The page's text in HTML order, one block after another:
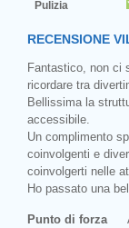
Pulizia
RECENSIONE
Fantastico, non ci
ricordare tra
Bellissima la
accessibile.
Un complimento
coinvolgenti e
coinvolgerti nelle
Ho passato una
Punto di forza